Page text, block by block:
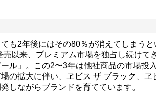
も2年後にはその80％が消えてしまう
売以来、プレミアム市場を独占し続けて
ル」。この2〜3年は他社商品の市場投
の拡大に伴い、ヱビス ザ ブラック、ヱ
しながらブランドを育てています。